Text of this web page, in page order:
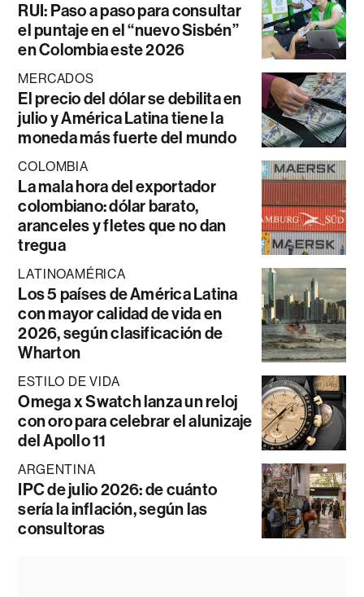
RUI: Paso a paso para consultar
el puntaje en el “nuevo Sisbén”
en Colombia este 2026
MERCADOS
El precio del dólar se debilita en
julio y América Latina tiene la
moneda más fuerte del mundo
COLOMBIA
La mala hora del exportador
colombiano: dólar barato,
aranceles y fletes que no dan
tregua
LATINOAMÉRICA
Los 5 países de América Latina
con mayor calidad de vida en
2026, según clasificación de
Wharton
ESTILO DE VIDA
Omega x Swatch lanza un reloj
con oro para celebrar el alunizaje
del Apollo 11
ARGENTINA
IPC de julio 2026: de cuánto
sería la inflación, según las
consultoras